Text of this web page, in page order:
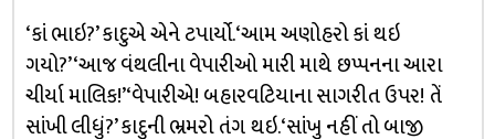
‘કાં ભાઇ?’ કાદુએ એને ટપાર્યો. ‘આમ અણોહરો કાં થઇ
ગયો?’‘આજ વંથલીના વેપારીઓ મારી માથે છપ્પનના આરા
ચીર્યા માલિક!’ ‘વેપારીએ! બહારવટિયાના સાગરીત ઉપર! તેં
સાંખી લીધું?’ કાદુની ભ્રમરો તંગ થઇ. ‘સાંખુ નહીં તો બાજી